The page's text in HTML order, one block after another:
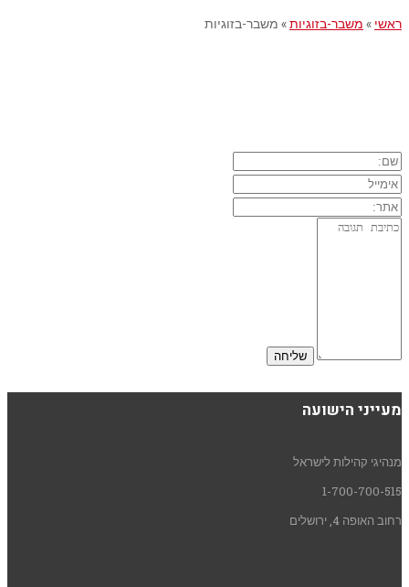
ראשי » משבר-בזוגיות» משבר-בזוגיות
מעייני הישועה
מנהיגי קהילות לישראל
1-700-700-515
רחוב האופה 4, ירושלים